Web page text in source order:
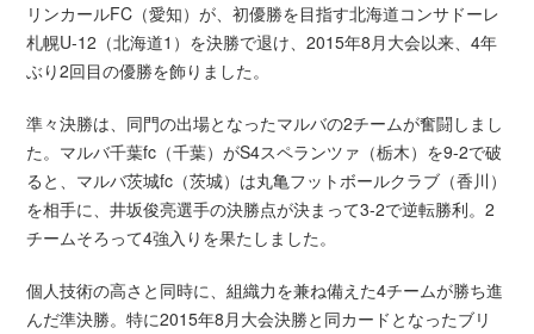
リンカールFC（愛知）が、初優勝を目指す北海道コンサドーレ
札幌U-12（北海道1）を決勝で退け、2015年8月大会以来、4年
ぶり2回目の優勝を飾りました。
準々決勝は、同門の出場となったマルバの2チームが奮闘しまし
た。マルバ千葉fc（千葉）がS4スペランツァ（栃木）を9-2で破
ると、マルバ茨城fc（茨城）は丸亀フットボールクラブ（香川）
を相手に、井坂俊亮選手の決勝点が決まって3-2で逆転勝利。2
チームそろって4強入りを果たしました。
個人技術の高さと同時に、組織力を兼ね備えた4チームが勝ち進
んだ準決勝。特に2015年8月大会決勝と同カードとなったブリ